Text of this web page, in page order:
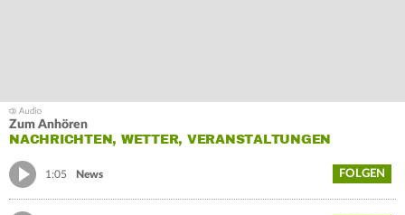
Zum Anhören
NACHRICHTEN, WETTER, VERANSTALTUNGEN
1:05 News FOLGEN